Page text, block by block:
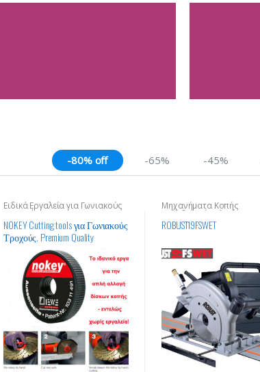
-80% off -65% -45%
Ειδικά Εργαλεία για Γωνιακούς
Τροχούς
NOKEY Cutting tools για Γωνιακούς
Τροχούς. Premium Quality
Μηχανήματα Κοπής
Οικοδομικών Υλικών
ROBUST19FSWET